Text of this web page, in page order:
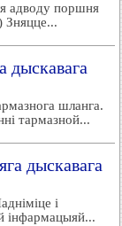
адводу поршня
Зняцце...
дыскавага
шланга.
тармазной...
дыскавага
і
інфармацыяй...